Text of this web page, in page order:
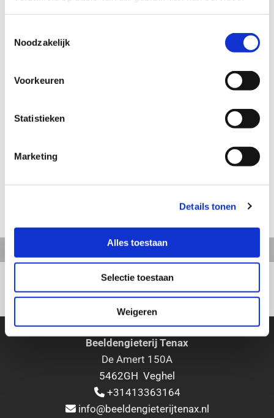
Noodzakelijk
Voorkeuren
Statistieken
Marketing
Details tonen
Alles toestaan
Selectie toestaan
Weigeren
Kleur: Brons patina
€ 29,90
Aanvraag informatie / bestellen
Artikelnummer: GK268
+31413363164
Beeldengieterij Tenax
De Amert 150A
5462GH Veghel
 +31413363164
 info@beeldengieterijtenax.nl